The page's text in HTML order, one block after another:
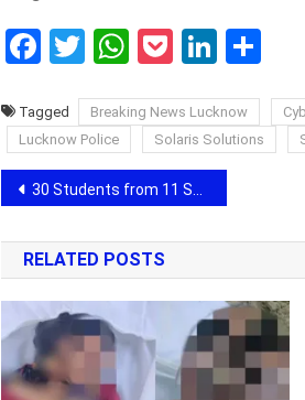
Facebook
Twitter
WhatsApp
Pocket
Tagged Breaking News Lucknow
Lucknow Police
Solaris Solutions
Post
navigation
30 Students from 11 States Build, Innovate and Learn at Rishihood University’s Builder’s BootCamp 2026
RELATED POSTS